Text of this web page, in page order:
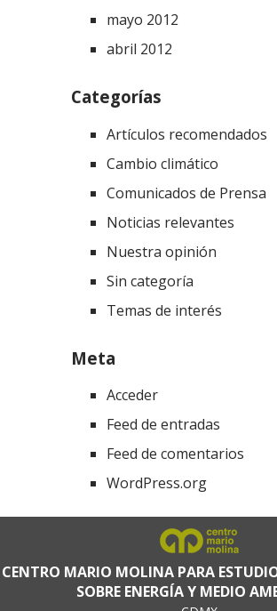
mayo 2012
abril 2012
Categorías
Artículos recomendados
Cambio climático
Comunicados de Prensa
Noticias relevantes
Nuestra opinión
Sin categoría
Temas de interés
Meta
Acceder
Feed de entradas
Feed de comentarios
WordPress.org
CENTRO MARIO MOLINA PARA
SOBRE ENERGÍA Y MEDIO